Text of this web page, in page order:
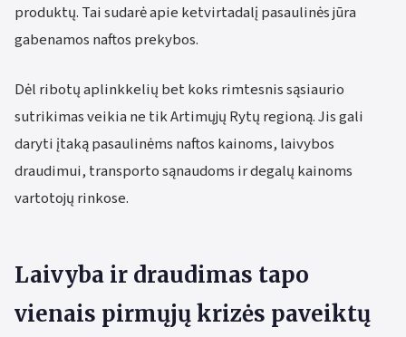
produktų. Tai sudarė apie ketvirtadalį pasaulinės jūra
gabenamos naftos prekybos.
Dėl ribotų aplinkkelių bet koks rimtesnis sąsiaurio
sutrikimas veikia ne tik Artimųjų Rytų regioną. Jis gali
daryti įtaką pasaulinėms naftos kainoms, laivybos
draudimui, transporto sąnaudoms ir degalų kainoms
vartotojų rinkose.
Laivyba ir draudimas tapo
vienais pirmųjų krizės paveiktų